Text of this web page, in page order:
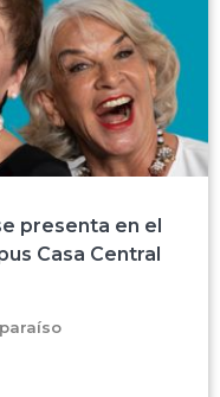
presenta en el
Casa Central